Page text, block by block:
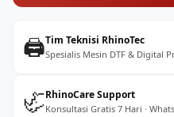
🖨️Tim Teknisi RhinoTec
Spesialis Mesin DTF & Digital
🦏RhinoCare Support
Konsultasi Gratis 7 Hari ·